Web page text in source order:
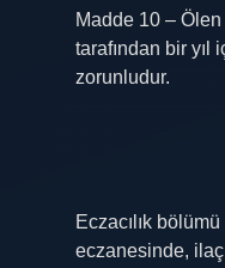
Madde 10 – Ölen
tarafından bir
zorunludur.
Eczacılık
eczanesinde, ilaç